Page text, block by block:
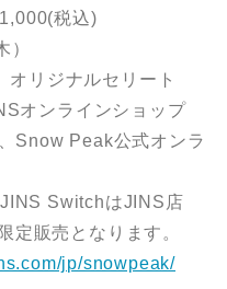
税込)
）
オリジナルセリート
オンラインショップ
Peak公式オンラ
SwitchはJINS店
定販売となります。
jp/snowpeak/